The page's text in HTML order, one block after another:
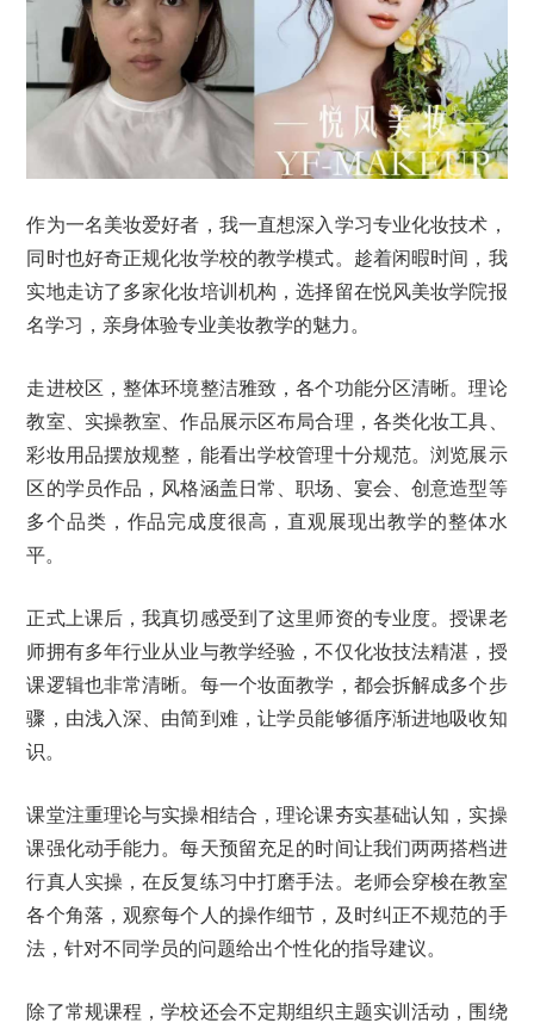
作为一名美妆爱好者，我一直想深入学习专业化妆技术，
同时也好奇正规化妆学校的教学模式。趁着闲暇时间，我
实地走访了多家化妆培训机构，选择留在悦风美妆学院报
名学习，亲身体验专业美妆教学的魅力。
走进校区，整体环境整洁雅致，各个功能分区清晰。理论
教室、实操教室、作品展示区布局合理，各类化妆工具、
彩妆用品摆放规整，能看出学校管理十分规范。浏览展示
区的学员作品，风格涵盖日常、职场、宴会、创意造型等
多个品类，作品完成度很高，直观展现出教学的整体水
平。
正式上课后，我真切感受到了这里师资的专业度。授课老
师拥有多年行业从业与教学经验，不仅化妆技法精湛，授
课逻辑也非常清晰。每一个妆面教学，都会拆解成多个步
骤，由浅入深、由简到难，让学员能够循序渐进地吸收知
识。
课堂注重理论与实操相结合，理论课夯实基础认知，实操
课强化动手能力。每天预留充足的时间让我们两两搭档进
行真人实操，在反复练习中打磨手法。老师会穿梭在教室
各个角落，观察每个人的操作细节，及时纠正不规范的手
法，针对不同学员的问题给出个性化的指导建议。
除了常规课程，学校还会不定期组织主题实训活动，围绕